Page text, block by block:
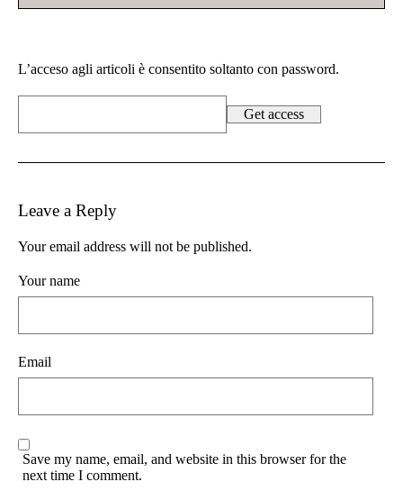
L’acceso agli articoli è consentito soltanto con password.
Leave a Reply
Your email address will not be published.
Your name
Email
Save my name, email, and website in this browser for the
next time I comment.